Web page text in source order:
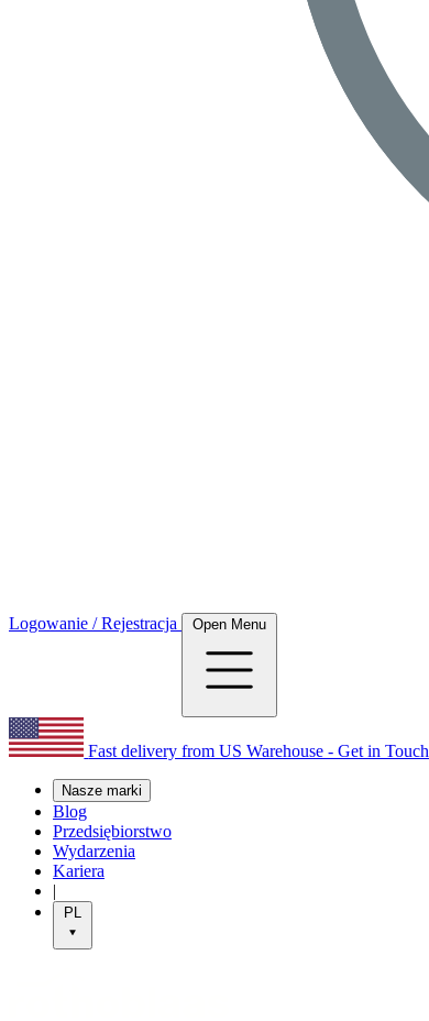
Logowanie / Rejestracja Open Menu
Fast delivery from US Warehouse - Get in Touch
Nasze marki
Blog
Przedsiębiorstwo
Wydarzenia
Kariera
|
PL